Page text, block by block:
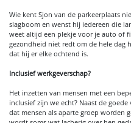
Wie kent Sjon van de parkeerplaats
slagboom en wenst hij iedereen die
weet altijd een plekje voor je auto of
gezondheid niet redt om de hele dag
dat hij er elke ochtend is.
Inclusief werkgeverschap?
Het inzetten van mensen met een
inclusief zijn we echt? Naast de
dat mensen als aparte groep worden